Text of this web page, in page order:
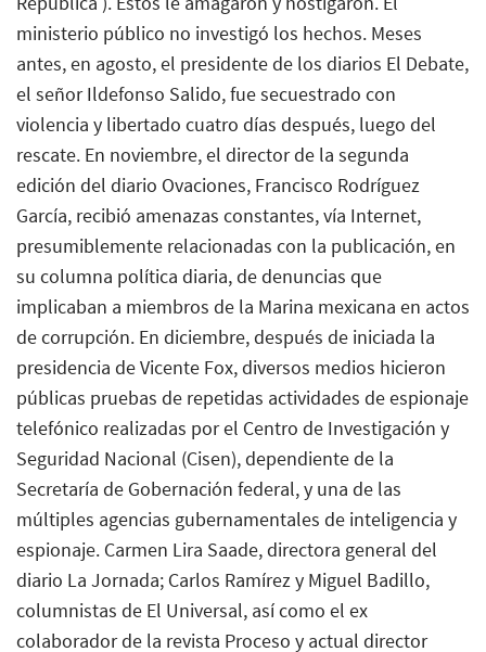
ministerio público no investigó los hechos. Meses
antes, en agosto, el presidente de los diarios El Debate,
el señor Ildefonso Salido, fue secuestrado con
violencia y libertado cuatro días después, luego del
rescate. En noviembre, el director de la segunda
edición del diario Ovaciones, Francisco Rodríguez
García, recibió amenazas constantes, vía Internet,
presumiblemente relacionadas con la publicación, en
su columna política diaria, de denuncias que
implicaban a miembros de la Marina mexicana en actos
de corrupción. En diciembre, después de iniciada la
presidencia de Vicente Fox, diversos medios hicieron
públicas pruebas de repetidas actividades de espionaje
telefónico realizadas por el Centro de Investigación y
Seguridad Nacional (Cisen), dependiente de la
Secretaría de Gobernación federal, y una de las
múltiples agencias gubernamentales de inteligencia y
espionaje. Carmen Lira Saade, directora general del
diario La Jornada; Carlos Ramírez y Miguel Badillo,
columnistas de El Universal, así como el ex
colaborador de la revista Proceso y actual director